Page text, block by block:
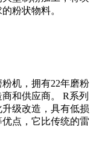
粉状物料。
机，拥有22年磨粉
和供应商。 R系列
级改造，具有低损
点，它比传统的雷